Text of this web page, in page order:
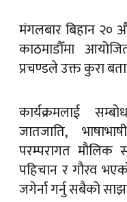
मंगलबार बिहान २०
काठमाडौँमा
प्रचण्डले उक्त कुरा
कार्यक्रमलाई
जातजाति,
परम्परागत मौलिक
पहिचान र गौरव
जगेर्ना गर्नु सबैको